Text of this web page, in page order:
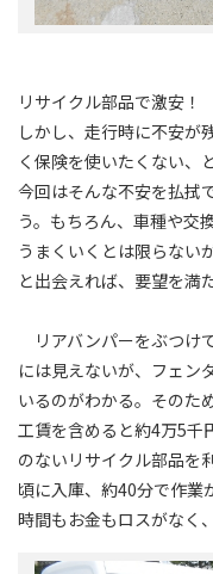
リサイクル部品で激安！
しかし、走行時に不安が
く保険を使いたくない、
今回はそんな不安を払拭
う。もちろん、車種や交
うまくいくとは限らない
と出会えれば、要望を満
リアバンパーをぶつけ
には見えないが、フェン
いるのがわかる。そのた
工賃を含めると約4万5千
のないリサイクル部品を
頃に入庫、約40分で作業
時間もお金もロスがなく